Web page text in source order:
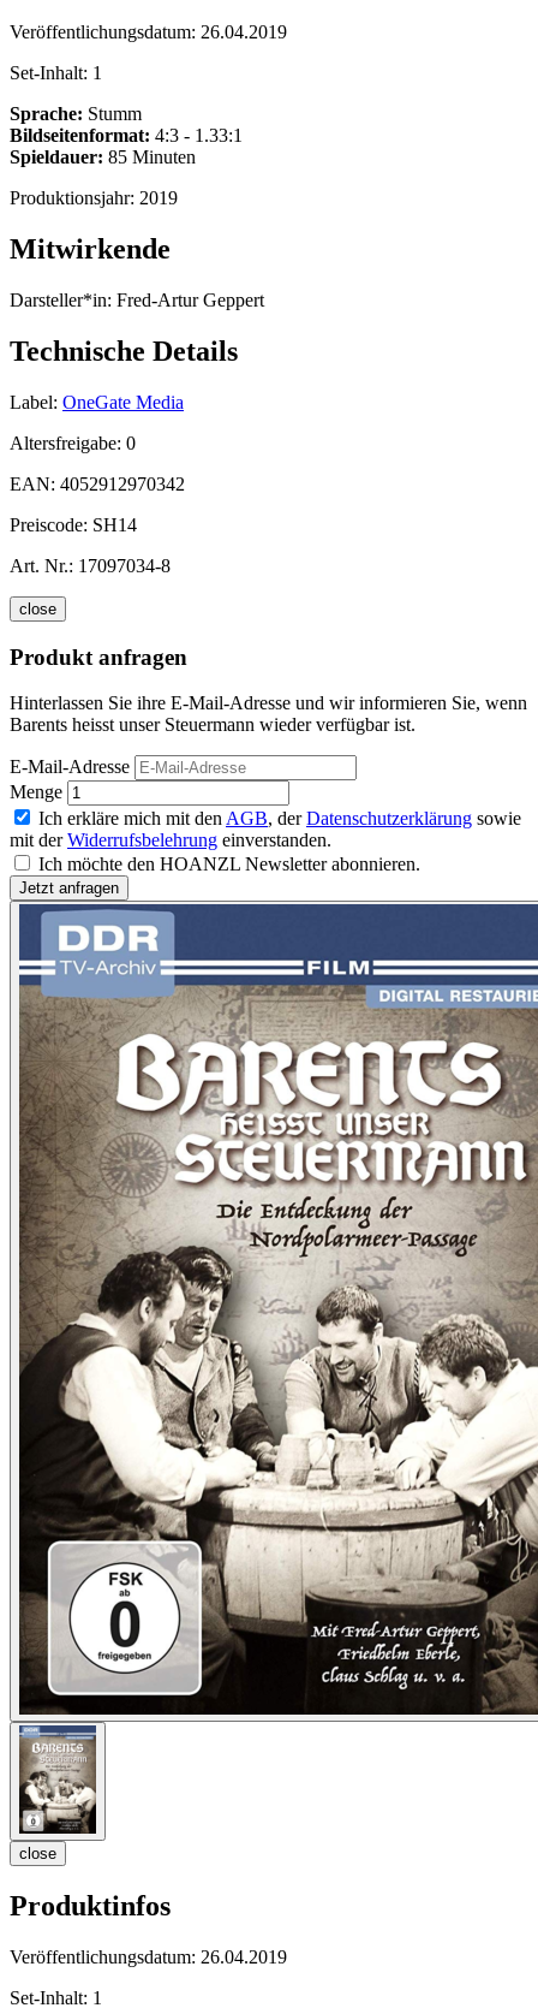
Veröffentlichungsdatum: 26.04.2019
Set-Inhalt: 1
Sprache: Stumm
Bildseitenformat: 4:3 - 1.33:1
Spieldauer: 85 Minuten
Produktionsjahr: 2019
Mitwirkende
Darsteller*in: Fred-Artur Geppert
Technische Details
Label: OneGate Media
Altersfreigabe: 0
EAN: 4052912970342
Preiscode: SH14
Art. Nr.: 17097034-8
close
Produkt anfragen
Hinterlassen Sie ihre E-Mail-Adresse und wir informieren Sie, wenn
Barents heisst unser Steuermann wieder verfügbar ist.
E-Mail-Adresse
Menge
Ich erkläre mich mit den AGB, derDatenschutzerklärung sowie
mit derWiderrufsbelehrung einverstanden.
Ich möchte den HOANZL Newsletter abonnieren.
close
Produktinfos
Veröffentlichungsdatum: 26.04.2019
Set-Inhalt: 1